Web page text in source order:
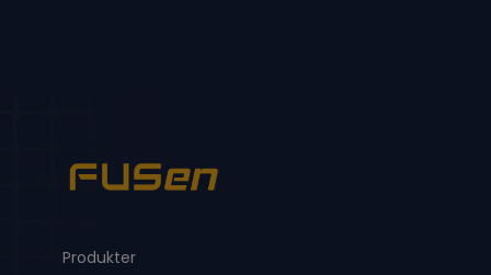
Produkter